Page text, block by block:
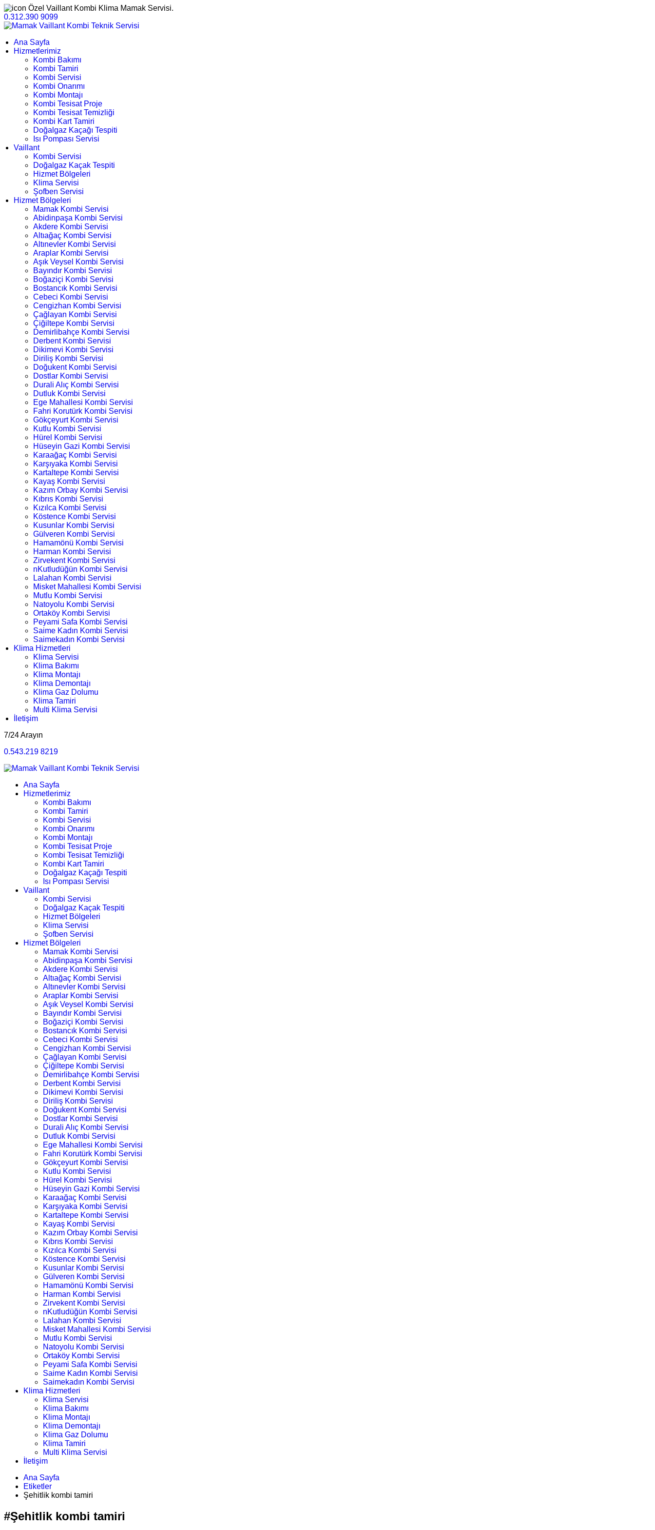
Özel Vaillant Kombi Klima Mamak Servisi.
0.312.390 9099
Ana Sayfa
Hizmetlerimiz
Kombi Bakımı
Kombi Tamiri
Kombi Servisi
Kombi Onarımı
Kombi Montajı
Kombi Tesisat Proje
Kombi Tesisat Temizliği
Kombi Kart Tamiri
Doğalgaz Kaçağı Tespiti
Isı Pompası Servisi
Vaillant
Kombi Servisi
Doğalgaz Kaçak Tespiti
Hizmet Bölgeleri
Klima Servisi
Şofben Servisi
Hizmet Bölgeleri
Mamak Kombi Servisi
Abidinpaşa Kombi Servisi
Akdere Kombi Servisi
Altıağaç Kombi Servisi
Altınevler Kombi Servisi
Araplar Kombi Servisi
Aşık Veysel Kombi Servisi
Bayındır Kombi Servisi
Boğaziçi Kombi Servisi
Bostancık Kombi Servisi
Cebeci Kombi Servisi
Cengizhan Kombi Servisi
Çağlayan Kombi Servisi
Çiğiltepe Kombi Servisi
Demirlibahçe Kombi Servisi
Derbent Kombi Servisi
Dikimevi Kombi Servisi
Diriliş Kombi Servisi
Doğukent Kombi Servisi
Dostlar Kombi Servisi
Durali Alıç Kombi Servisi
Dutluk Kombi Servisi
Ege Mahallesi Kombi Servisi
Fahri Korutürk Kombi Servisi
Gökçeyurt Kombi Servisi
Kutlu Kombi Servisi
Hürel Kombi Servisi
Hüseyin Gazi Kombi Servisi
Karaağaç Kombi Servisi
Karşıyaka Kombi Servisi
Kartaltepe Kombi Servisi
Kayaş Kombi Servisi
Kazım Orbay Kombi Servisi
Kıbrıs Kombi Servisi
Kızılca Kombi Servisi
Köstence Kombi Servisi
Kusunlar Kombi Servisi
Gülveren Kombi Servisi
Hamamönü Kombi Servisi
Harman Kombi Servisi
Zirvekent Kombi Servisi
nKutludüğün Kombi Servisi
Lalahan Kombi Servisi
Misket Mahallesi Kombi Servisi
Mutlu Kombi Servisi
Natoyolu Kombi Servisi
Ortaköy Kombi Servisi
Peyami Safa Kombi Servisi
Saime Kadın Kombi Servisi
Saimekadın Kombi Servisi
Klima Hizmetleri
Klima Servisi
Klima Bakımı
Klima Montajı
Klima Demontajı
Klima Gaz Dolumu
Klima Tamiri
Multi Klima Servisi
İletişim
7/24 Arayın
0.543.219 8219
Ana Sayfa
Hizmetlerimiz
Kombi Bakımı
Kombi Tamiri
Kombi Servisi
Kombi Onarımı
Kombi Montajı
Kombi Tesisat Proje
Kombi Tesisat Temizliği
Kombi Kart Tamiri
Doğalgaz Kaçağı Tespiti
Isı Pompası Servisi
Vaillant
Kombi Servisi
Doğalgaz Kaçak Tespiti
Hizmet Bölgeleri
Klima Servisi
Şofben Servisi
Hizmet Bölgeleri
Mamak Kombi Servisi
Abidinpaşa Kombi Servisi
Akdere Kombi Servisi
Altıağaç Kombi Servisi
Altınevler Kombi Servisi
Araplar Kombi Servisi
Aşık Veysel Kombi Servisi
Bayındır Kombi Servisi
Boğaziçi Kombi Servisi
Bostancık Kombi Servisi
Cebeci Kombi Servisi
Cengizhan Kombi Servisi
Çağlayan Kombi Servisi
Çiğiltepe Kombi Servisi
Demirlibahçe Kombi Servisi
Derbent Kombi Servisi
Dikimevi Kombi Servisi
Diriliş Kombi Servisi
Doğukent Kombi Servisi
Dostlar Kombi Servisi
Durali Alıç Kombi Servisi
Dutluk Kombi Servisi
Ege Mahallesi Kombi Servisi
Fahri Korutürk Kombi Servisi
Gökçeyurt Kombi Servisi
Kutlu Kombi Servisi
Hürel Kombi Servisi
Hüseyin Gazi Kombi Servisi
Karaağaç Kombi Servisi
Karşıyaka Kombi Servisi
Kartaltepe Kombi Servisi
Kayaş Kombi Servisi
Kazım Orbay Kombi Servisi
Kıbrıs Kombi Servisi
Kızılca Kombi Servisi
Köstence Kombi Servisi
Kusunlar Kombi Servisi
Gülveren Kombi Servisi
Hamamönü Kombi Servisi
Harman Kombi Servisi
Zirvekent Kombi Servisi
nKutludüğün Kombi Servisi
Lalahan Kombi Servisi
Misket Mahallesi Kombi Servisi
Mutlu Kombi Servisi
Natoyolu Kombi Servisi
Ortaköy Kombi Servisi
Peyami Safa Kombi Servisi
Saime Kadın Kombi Servisi
Saimekadın Kombi Servisi
Klima Hizmetleri
Klima Servisi
Klima Bakımı
Klima Montajı
Klima Demontajı
Klima Gaz Dolumu
Klima Tamiri
Multi Klima Servisi
İletişim
Ana Sayfa
Etiketler
Şehitlik kombi tamiri
#Şehitlik kombi tamiri